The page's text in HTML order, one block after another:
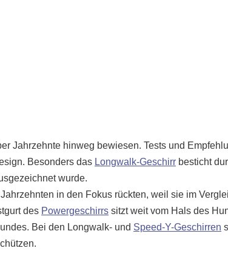
Jahrzehnte hinweg bewiesen. Tests und
Besonders das Longwalk-Geschirr besticht
wurde.
in den Fokus rückten, weil sie im
des Powergeschirrs sitzt weit vom Hals des
Bei den Longwalk- und Speed-Y-Geschirren